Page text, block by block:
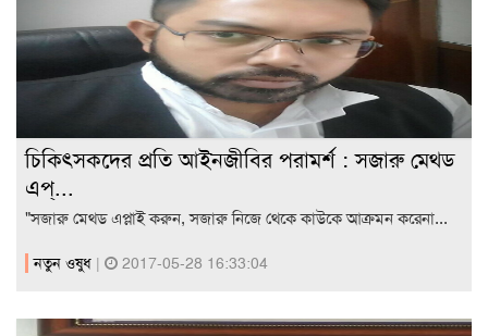
চিকিৎসকদের প্রতি আইনজীবির পরামর্শ : সজারু মেথড
এপ্...
"সজারু মেথড এপ্লাই করুন, সজারু নিজে থেকে কাউকে আক্রমন করেনা...
নতুন ওষুধ | 2017-05-28 16:33:04